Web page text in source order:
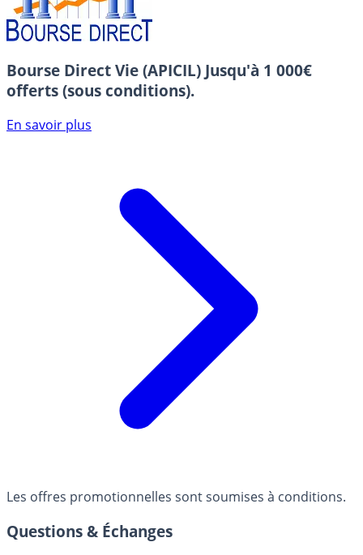
Bourse Direct Vie (APICIL) Jusqu'à 1 000€
offerts (sous conditions).
En savoir plus
Les offres promotionnelles sont soumises à conditions.
Questions & Échanges